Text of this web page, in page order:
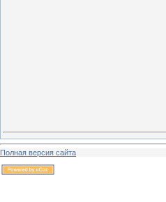
Полная версия сайта